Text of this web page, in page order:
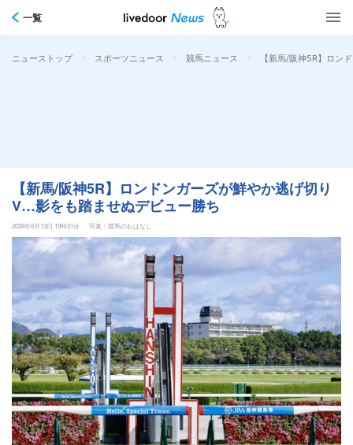
一覧
ニューストップ > スポーツニュース > 競馬ニュース > 【新馬/阪神5R】ロン
【新馬/阪神5R】ロンドンガーズが鮮やか逃げ切り
V…影をも踏ませぬデビュー勝ち
2026年6月13日 19時31分 写真：競馬のおはなし